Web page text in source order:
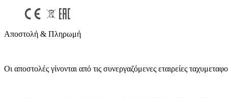
Διακλαδωτές – Splitter
Αποστολή & Πληρωμή
Οι αποστολές γίνονται από τις συνεργαζόμενες εταιρείες